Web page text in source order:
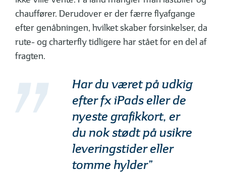
chauffører. Derudover er der færre flyafgange
efter genåbningen, hvilket skaber forsinkelser, da
rute- og charterfly tidligere har stået for en del af
fragten.
Har du været på udkig
efter fx iPads eller de
nyeste grafikkort, er
du nok stødt på usikre
leveringstider eller
tomme hylder”